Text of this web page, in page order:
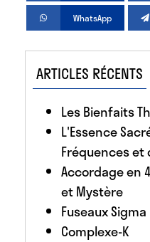
WhatsApp
ARTICLES RÉCENTS
Les Bienfaits
L'Essence
Fréquences et
Accordage en
et Mystère
Fuseaux Sigma
Complexe-K